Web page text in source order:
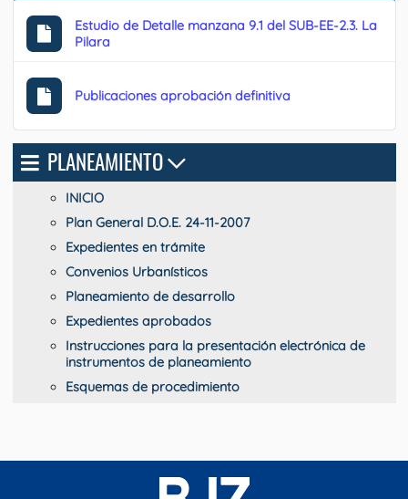
Estudio de Detalle manzana 9.1 del SUB-EE-2.3. La
Pilara
Publicaciones aprobación definitiva
PLANEAMIENTO
INICIO
Plan General D.O.E. 24-11-2007
Expedientes en trámite
Convenios Urbanísticos
Planeamiento de desarrollo
Expedientes aprobados
Instrucciones para la presentación electrónica de
instrumentos de planeamiento
Esquemas de procedimiento